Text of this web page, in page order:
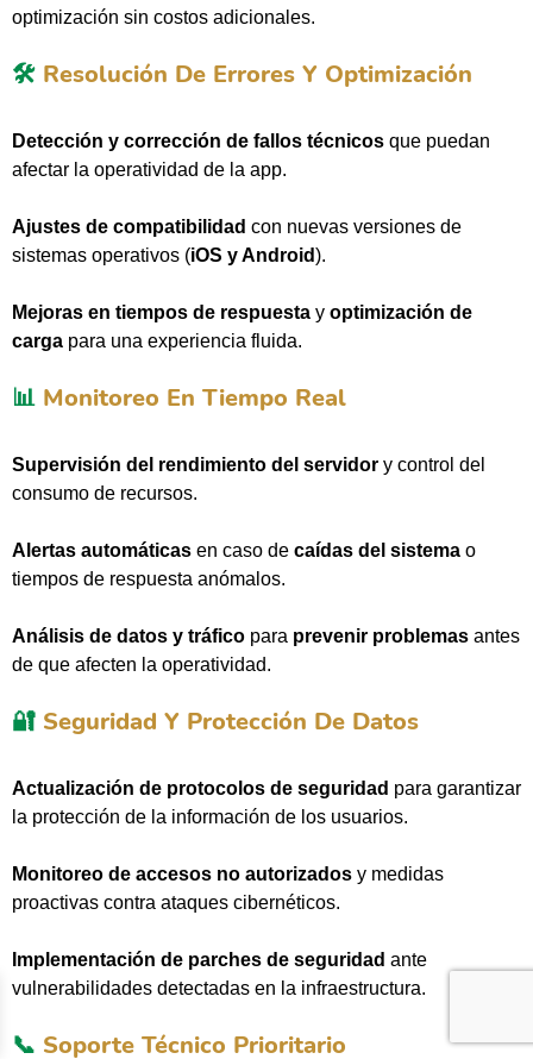
optimización sin costos adicionales.
🛠️ Resolución De Errores Y Optimización
Detección y corrección de fallos técnicos que puedan
afectar la operatividad de la app.
Ajustes de compatibilidad con nuevas versiones de
sistemas operativos (iOS y Android).
Mejoras en tiempos de respuesta y optimización de
carga para una experiencia fluida.
📊 Monitoreo En Tiempo Real
Supervisión del rendimiento del servidor y control del
consumo de recursos.
Alertas automáticas en caso de caídas del sistema o
tiempos de respuesta anómalos.
Análisis de datos y tráfico para prevenir problemas antes
de que afecten la operatividad.
🔐 Seguridad Y Protección De Datos
Actualización de protocolos de seguridad para garantizar
la protección de la información de los usuarios.
Monitoreo de accesos no autorizados y medidas
proactivas contra ataques cibernéticos.
Implementación de parches de seguridad ante
vulnerabilidades detectadas en la infraestructura.
📞 Soporte Técnico Prioritario